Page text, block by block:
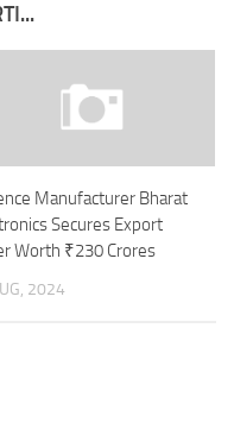
Manufacturer Bharat
Secures Export
Worth ₹230 Crores
2024